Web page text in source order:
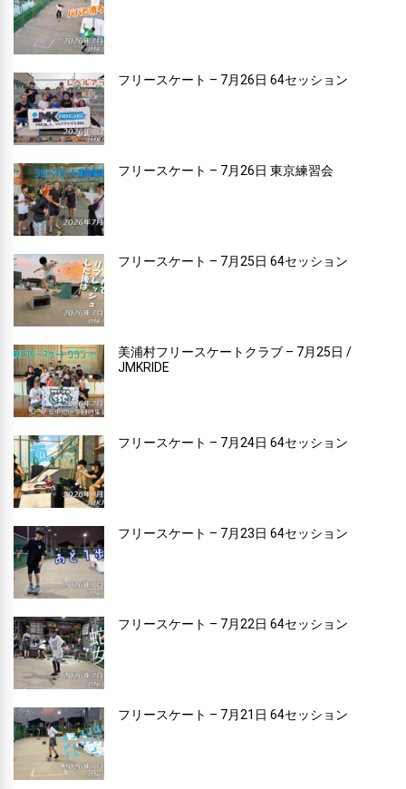
フリースケート – 7月26日 64セッション
フリースケート – 7月26日 東京練習会
フリースケート – 7月25日 64セッション
美浦村フリースケートクラブ – 7月25日 /
JMKRIDE
フリースケート – 7月24日 64セッション
フリースケート – 7月23日 64セッション
フリースケート – 7月22日 64セッション
フリースケート – 7月21日 64セッション